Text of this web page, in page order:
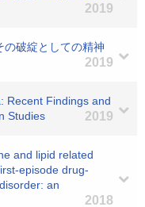
2019
の破綻としての精神
2019
Recent Findings and
Studies
2019
and lipid related
episode drug-
an
2018